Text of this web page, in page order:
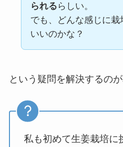
られる らしい。
でも、どんな感じに栽
いいのかな？
という疑問を解決するのが
私も初めて生姜栽培に